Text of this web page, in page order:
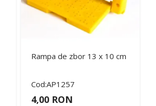
Rampa de zbor 13 x 10 cm
Cod:AP1257
4,00 RON